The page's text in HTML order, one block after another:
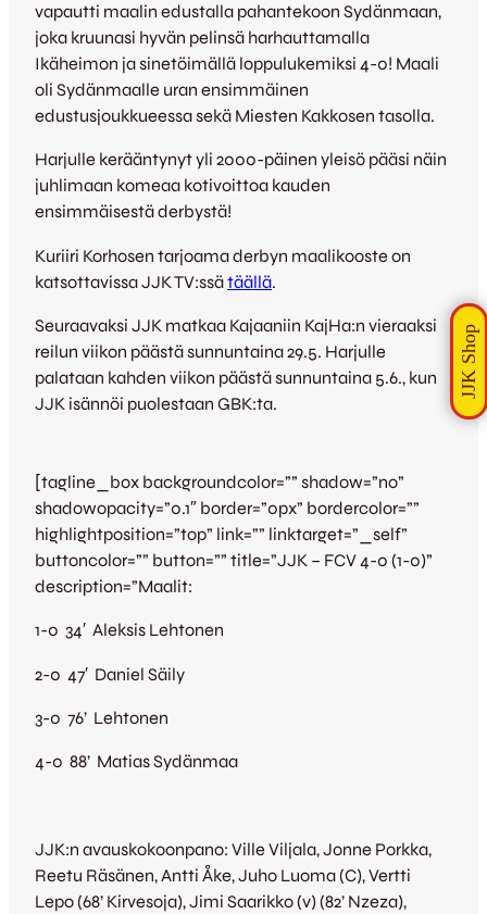
vapautti maalin edustalla pahantekoon Sydänmaan,
joka kruunasi hyvän pelinsä harhauttamalla
Ikäheimon ja sinetöimällä loppulukemiksi 4-0! Maali
oli Sydänmaalle uran ensimmäinen
edustusjoukkueessa sekä Miesten Kakkosen tasolla.
Harjulle kerääntynyt yli 2000-päinen yleisö pääsi näin
juhlimaan komeaa kotivoittoa kauden
ensimmäisestä derbystä!
Kuriiri Korhosen tarjoama derbyn maalikooste on
katsottavissa JJK TV:ssätäällä.
Seuraavaksi JJK matkaa Kajaaniin KajHa:n vieraaksi
reilun viikon päästä sunnuntaina 29.5. Harjulle
palataan kahden viikon päästä sunnuntaina 5.6., kun
JJK isännöi puolestaan GBK:ta.
[tagline_box backgroundcolor=”” shadow=”no”
shadowopacity=”0.1″ border=”0px” bordercolor=””
highlightposition=”top” link=”” linktarget=”_self”
buttoncolor=”” button=”” title=”JJK – FCV 4-0 (1-0)”
description=”Maalit:
1-0 34′ Aleksis Lehtonen
2-0 47′ Daniel Säily
3-0 76’ Lehtonen
4-0 88’ Matias Sydänmaa
JJK:n avauskokoonpano: Ville Viljala, Jonne Porkka,
Reetu Räsänen, Antti Åke, Juho Luoma (C), Vertti
Lepo (68’ Kirvesoja), Jimi Saarikko (v) (82’ Nzeza),